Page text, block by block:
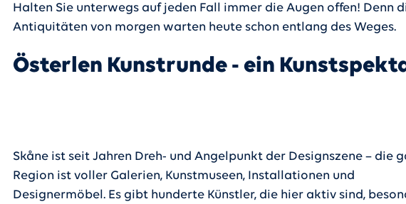
Halten Sie unterwegs auf jeden Fall immer die Augen offen! Denn
Antiquitäten von morgen warten heute schon entlang des Weges.
Österlen Kunstrunde - ein
Skåne ist seit Jahren Dreh- und Angelpunkt der Designszene – die
Region ist voller Galerien, Kunstmuseen, Installationen und
Designermöbel. Es gibt hunderte Künstler, die hier aktiv sind,